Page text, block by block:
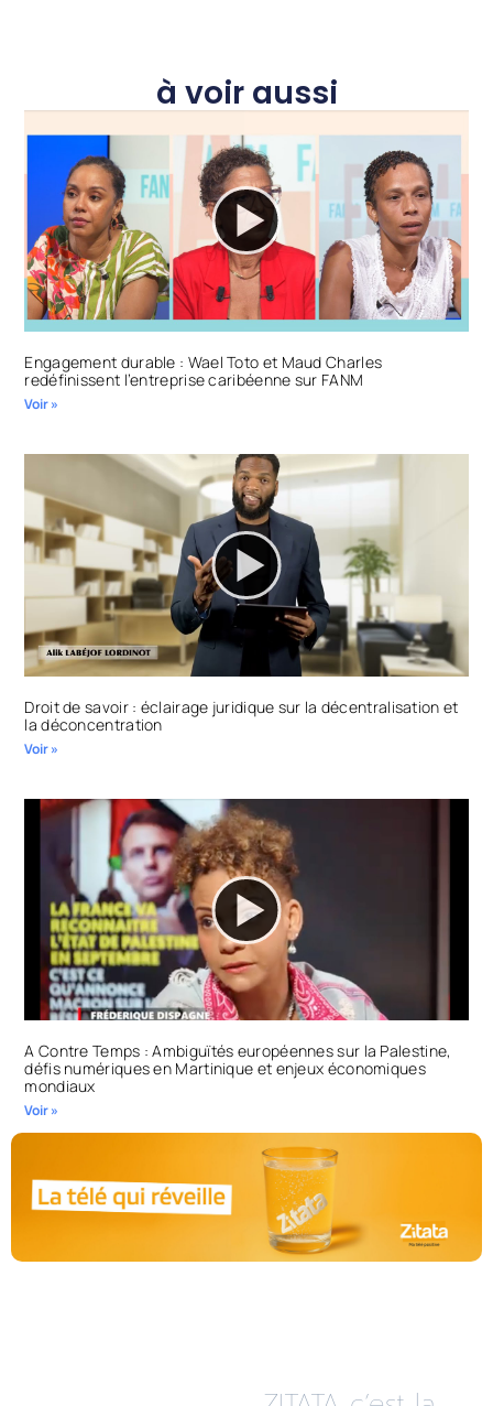
à voir aussi
Engagement durable : Wael Toto et Maud Charles
redéfinissent l’entreprise caribéenne sur FANM
Voir »
Droit de savoir : éclairage juridique sur la décentralisation et
la déconcentration
Voir »
A Contre Temps : Ambiguïtés européennes sur la Palestine,
défis numériques en Martinique et enjeux économiques
mondiaux
Voir »